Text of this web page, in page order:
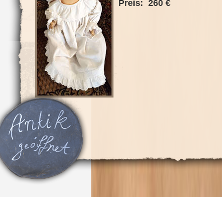
Preis: 260 €